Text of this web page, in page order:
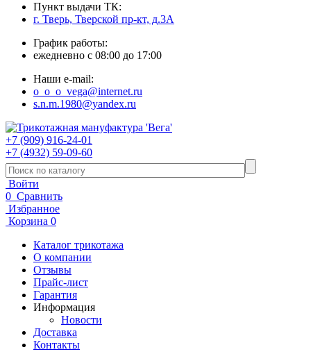
Пункт выдачи ТК:
г. Тверь, Тверской пр-кт, д.3А
График работы:
ежедневно с 08:00 до 17:00
Наши e-mail:
o_o_o_vega@internet.ru
s.n.m.1980@yandex.ru
+7 (909) 916-24-01
+7 (4932) 59-09-60
Войти
0 Сравнить
Избранное
Корзина 0
Каталог трикотажа
О компании
Отзывы
Прайс-лист
Гарантия
Информация
Новости
Доставка
Контакты